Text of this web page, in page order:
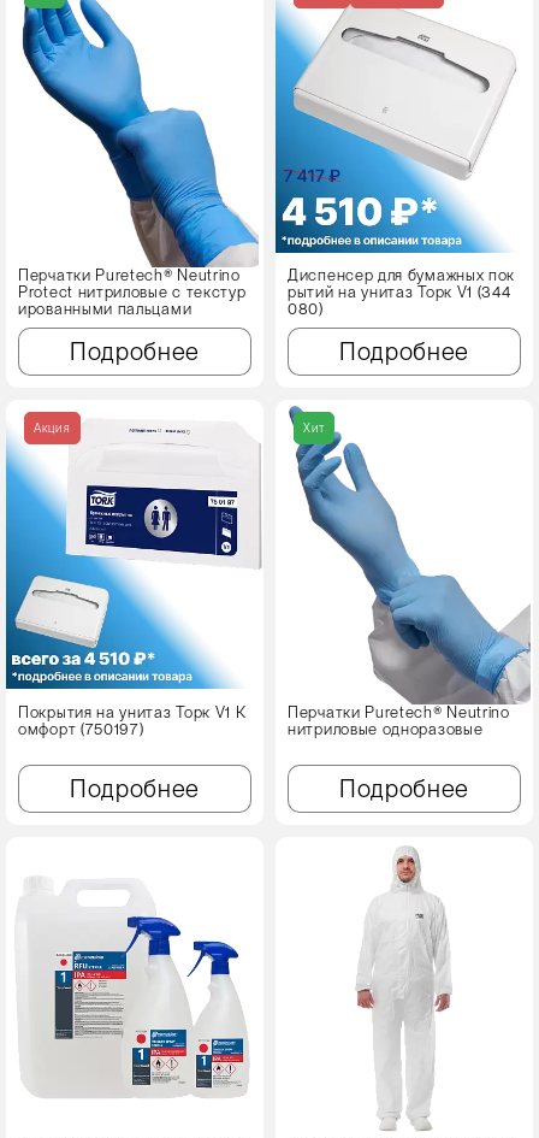
Перчатки Puretech® Neutrino
Protect нитриловые с текстур
ированными пальцами
Подробнее
Диспенсер для бумажных пок
рытий на унитаз Торк V1 (344
080)
Подробнее
Акция
Покрытия на унитаз Торк V1 К
омфорт (750197)
Подробнее
Хит
Перчатки Puretech® Neutrino
нитриловые одноразовые
Подробнее